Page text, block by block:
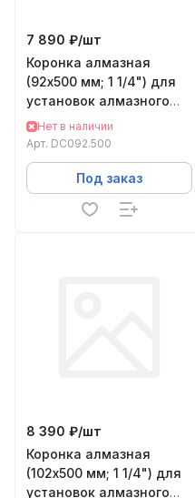
7 890 ₽/шт
Коронка алмазная
(92х500 мм; 1 1/4") для
установок алмазного
бурения KEOS
DC092.500
Нет в наличии
Арт. DC092.500
Под заказ
8 390 ₽/шт
Коронка алмазная
(102х500 мм; 1 1/4") для
установок алмазного